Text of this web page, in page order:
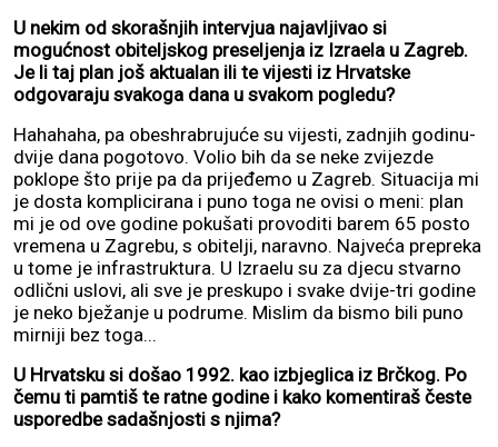
U nekim od skorašnjih intervjua najavljivao si
mogućnost obiteljskog preseljenja iz Izraela u Zagreb.
Je li taj plan još aktualan ili te vijesti iz Hrvatske
odgovaraju svakoga dana u svakom pogledu?
Hahahaha, pa obeshrabrujuće su vijesti, zadnjih godinu-
dvije dana pogotovo. Volio bih da se neke zvijezde
poklope što prije pa da prijeđemo u Zagreb. Situacija mi
je dosta komplicirana i puno toga ne ovisi o meni: plan
mi je od ove godine pokušati provoditi barem 65 posto
vremena u Zagrebu, s obitelji, naravno. Najveća prepreka
u tome je infrastruktura. U Izraelu su za djecu stvarno
odlični uslovi, ali sve je preskupo i svake dvije-tri godine
je neko bježanje u podrume. Mislim da bismo bili puno
mirniji bez toga...
U Hrvatsku si došao 1992. kao izbjeglica iz Brčkog. Po
čemu ti pamtiš te ratne godine i kako komentiraš česte
usporedbe sadašnjosti s njima?